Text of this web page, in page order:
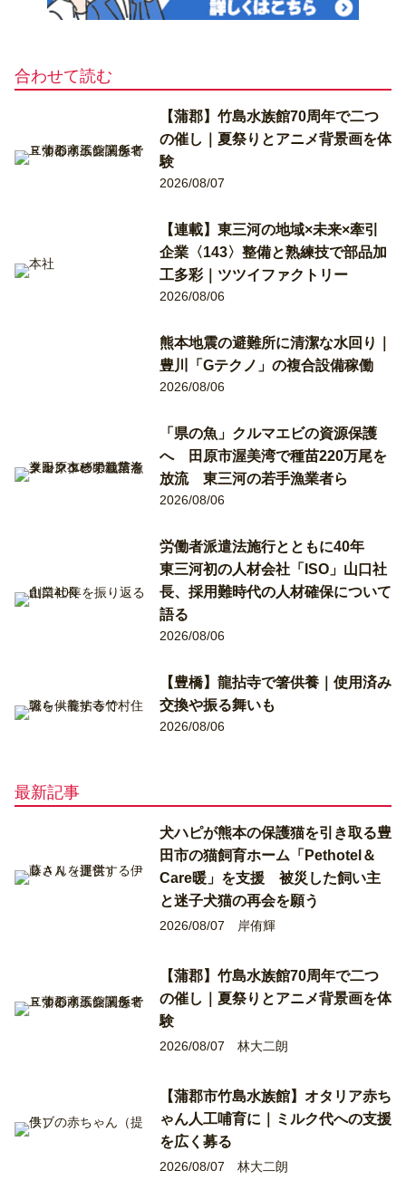
合わせて読む
【蒲郡】竹島水族館70周年で二つ
の催し｜夏祭りとアニメ背景画を体
験
2026/08/07
【連載】東三河の地域×未来×牽引
企業〈143〉整備と熟練技で部品加
工多彩｜ツツイファクトリー
2026/08/06
熊本地震の避難所に清潔な水回り｜
豊川「Gテクノ」の複合設備稼働
2026/08/06
「県の魚」クルマエビの資源保護
へ 田原市渥美湾で種苗220万尾を
放流 東三河の若手漁業者ら
2026/08/06
労働者派遣法施行とともに40年
東三河初の人材会社「ISO」山口社
長、採用難時代の人材確保について
語る
2026/08/06
【豊橋】龍拈寺で箸供養｜使用済み
交換や振る舞いも
2026/08/06
最新記事
犬ハピが熊本の保護猫を引き取る豊
田市の猫飼育ホーム「Pethotel＆
Care暖」を支援 被災した飼い主
と迷子犬猫の再会を願う
2026/08/07 岸侑輝
【蒲郡】竹島水族館70周年で二つ
の催し｜夏祭りとアニメ背景画を体
験
2026/08/07 林大二朗
【蒲郡市竹島水族館】オタリア赤ち
ゃん人工哺育に｜ミルク代への支援
を広く募る
2026/08/07 林大二朗